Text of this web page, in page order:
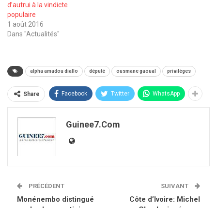
d’autrui à la vindicte
populaire
1 août 2016
Dans "Actualités"
alpha amadou diallo député ousmane gaoual privilèges
Share Facebook Twitter WhatsApp
Guinee7.com
PRÉCÉDENT
Monénembo distingué
SUIVANT
Côte d’Ivoire: Michel